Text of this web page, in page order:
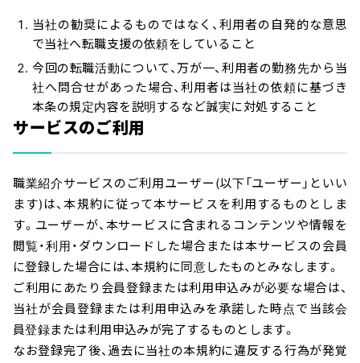
当社の勧奨によるものではなく、利用者の自発的な意思
で当社へ転職支援の依頼をしていること
今回の転職活動について、万が一、利用者の勤務先から当
社へ問合せがあった場合、利用者は当社の依頼に基づき
本条の規定内容を説明するなど誠実に対処すること
サービスのご利用
職業紹介サービスのご利用ユーザー(以下「ユーザー」といい
ます)は、本規約に従って本サービスを利用するものとしま
す。ユーザーが、本サービスに含まれるコンテンツや情報を
閲覧・利用・ダウンロードした場合または本サービスの会員
に登録した場合には、本規約に同意したものとみなします。
ご利用にあたり会員登録または利用申込みが必要な場合は、
当社が会員登録または利用申込みを承諾した時点で当該会
員登録または利用申込みが完了するものとします。
なお登録完了後、過去に当社の本規約に違反する行為が発覚